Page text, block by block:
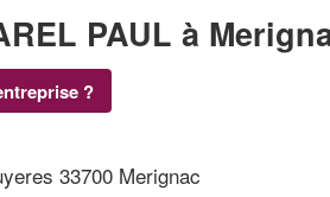
PAUL à
?
33700 Merignac